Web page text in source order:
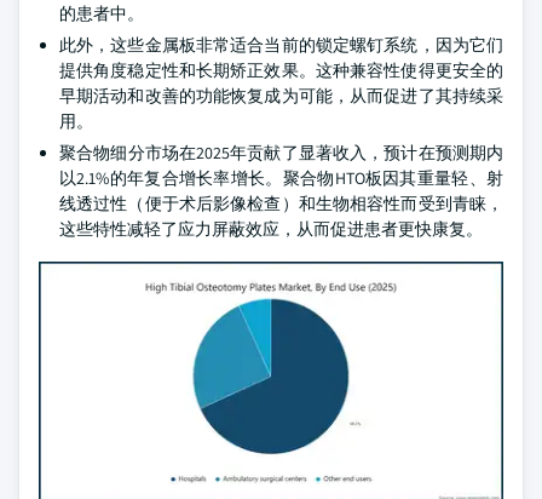
的患者中。
此外，这些金属板非常适合当前的锁定螺钉系统，因为它们
提供角度稳定性和长期矫正效果。这种兼容性使得更安全的
早期活动和改善的功能恢复成为可能，从而促进了其持续采
用。
聚合物细分市场在2025年贡献了显著收入，预计在预测期内
以2.1%的年复合增长率增长。聚合物HTO板因其重量轻、射
线透过性（便于术后影像检查）和生物相容性而受到青睐，
这些特性减轻了应力屏蔽效应，从而促进患者更快康复。